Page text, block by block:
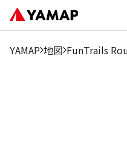
YAMAP 地図 FunTrails